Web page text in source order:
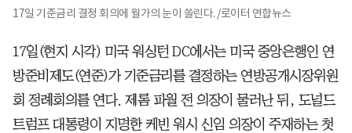
17일 기준금리 결정 회의에 월가의 눈이 쏠린다. /로이터 연합뉴스
17일(현지 시각) 미국 워싱턴 DC에서는 미국 중앙은행인 연
방준비제도(연준)가 기준금리를 결정하는 연방공개시장위원
회 정례회의를 연다. 제롬 파월 전 의장이 물러난 뒤, 도널드
트럼프 대통령이 지명한 케빈 워시 신임 의장이 주재하는 첫